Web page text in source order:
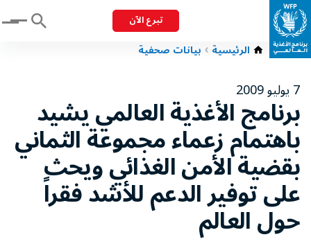
تبرع الآن Menu
الرئيسية بيانات صحفية
7 يوليو 2009
برنامج الأغذية العالمي يشيد
باهتمام زعماء مجموعة الثماني
بقضية الأمن الغذائي ويحث
على توفير الدعم للأشد فقراً
حول العالم